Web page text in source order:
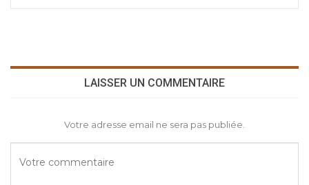
LAISSER UN COMMENTAIRE
Votre adresse email ne sera pas publiée.